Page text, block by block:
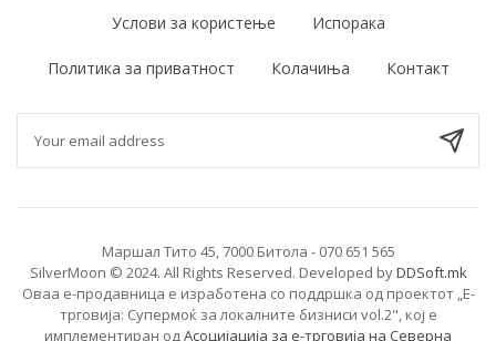
Услови за користење Испорака
Политика за приватност Колачиња Контакт
Маршал Тито 45, 7000 Битола - 070 651 565
SilverMoon © 2024. All Rights Reserved. Developed byDDSoft.mk
Оваа е-продавница е изработена со поддршка од проектот „Е-
трговија: Супермоќ за локалните бизниси vol.2", кој е
имплементиран од Асоцијација за е-трговија на Северна